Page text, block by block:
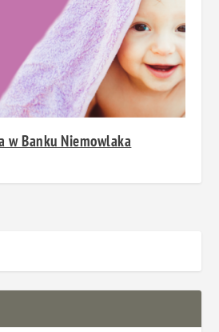
w Banku Niemowlaka